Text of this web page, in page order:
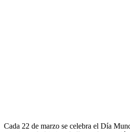
Cada 22 de marzo se celebra el Día